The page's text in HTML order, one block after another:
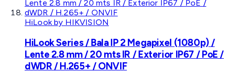
HiLook by HIKVISION
HiLook Series / Bala IP 2 Megapixel (1080p) /
Lente 2.8 mm / 20 mts IR / Exterior IP67 / PoE /
dWDR / H.265+ / ONVIF